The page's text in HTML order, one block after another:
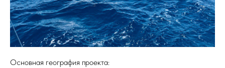
Основная география проекта: